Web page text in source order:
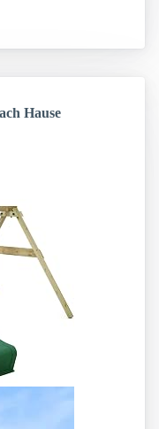
Hause